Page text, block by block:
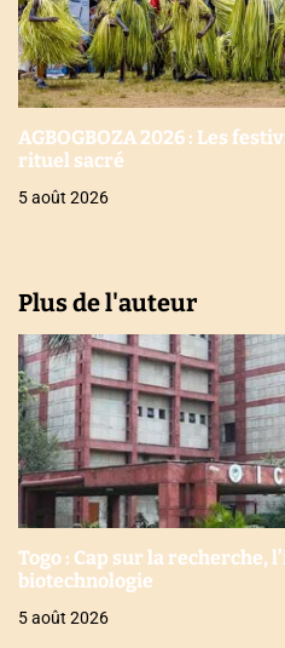
AGBOGBOZA 2026 : Les
rituel sacré
5 août 2026
Plus de l'auteur
Togo : Cap sur la recherche,
biotechnologie
5 août 2026